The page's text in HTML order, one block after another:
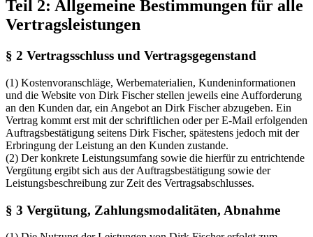
Teil 2: Allgemeine Bestimmungen für alle
Vertragsleistungen
§ 2 Vertragsschluss und Vertragsgegenstand
(1) Kostenvoranschläge, Werbematerialien, Kundeninformationen
und die Website von Dirk Fischer stellen jeweils eine Aufforderung
an den Kunden dar, ein Angebot an Dirk Fischer abzugeben. Ein
Vertrag kommt erst mit der schriftlichen oder per E-Mail erfolgenden
Auftragsbestätigung seitens Dirk Fischer, spätestens jedoch mit der
Erbringung der Leistung an den Kunden zustande.
(2) Der konkrete Leistungsumfang sowie die hierfür zu entrichtende
Vergütung ergibt sich aus der Auftragsbestätigung sowie der
Leistungsbeschreibung zur Zeit des Vertragsabschlusses.
§ 3 Vergütung, Zahlungsmodalitäten, Abnahme